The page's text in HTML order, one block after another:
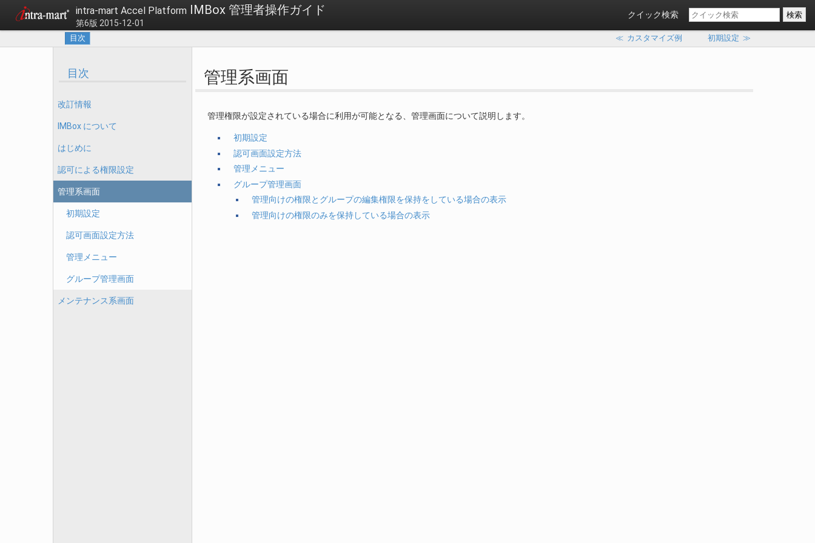
intra-mart Accel Platform IMBox 管理者操作ガイド
第6版 2015-12-01
クイック検索
目次 ≪ カスタマイズ例 初期設定 ≫
目次
改訂情報
IMBox について
はじめに
認可による権限設定
管理系画面
初期設定
認可画面設定方法
管理メニュー
グループ管理画面
メンテナンス系画面
管理系画面
管理権限が設定されている場合に利用が可能となる、管理画面について説明します。
初期設定
認可画面設定方法
管理メニュー
グループ管理画面
管理向けの権限とグループの編集権限を保持をしている場合の表示
管理向けの権限のみを保持している場合の表示